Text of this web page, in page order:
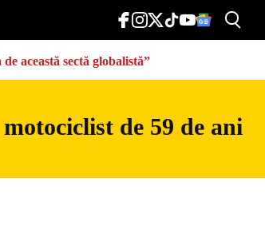
această sectă globalistă”
de 59 de ani